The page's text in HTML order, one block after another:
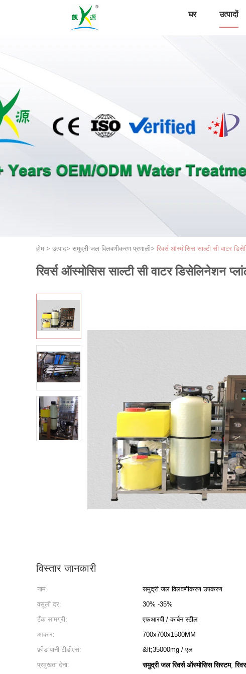
घर उत्पादों
होम > उत्पाद> समुद्री जल विलवणीकरण प्रणाली> रिवर्स ऑस्मोसिस साल्टी सी वाटर
रिवर्स ऑस्मोसिस साल्टी सी वाटर डिसेलिनेशन
विस्तार जानकारी
नाम: समुद्री जल विलवणीकरण उपकरण
वसूली दर:
30% -35%
टैंक सामग्री:
एफआरपी / कार्बन स्टील
आकार:
700x700x1500MM
फ़ीड पानी टीडीएस:
&lt;35000mg / एल
प्रमुखता देना:
समुद्री जल रिवर्स ऑस्मोसिस सिस्टम,